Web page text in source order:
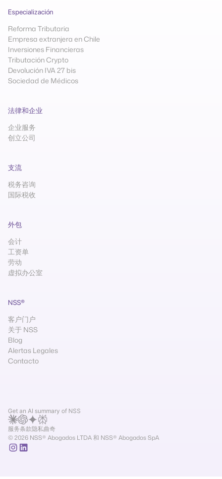
Especialización
Reforma Tributaria
Empresa extranjera en Chile
Inversiones Financieras
Tributación Crypto
Devolución IVA 27 bis
Sociedad de Médicos
法律和企业
企业服务
创立公司
支流
税务咨询
国际税收
外包
会计
工资单
劳动
虚拟办公室
NSS®
客户门户
关于 NSS
Blog
Alertas Legales
Contacto
Get an AI summary of NSS
服务条款隐私曲奇
© 2026 NSS® Abogados LTDA 和 NSS® Abogados SpA